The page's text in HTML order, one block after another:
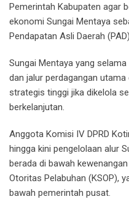
Pemerintah Kabupaten agar
ekonomi Sungai Mentaya
Pendapatan Asli Daerah
Sungai Mentaya yang
dan jalur perdagangan
strategis tinggi jika dikelola
berkelanjutan.
Anggota Komisi IV DPRD
hingga kini pengelolaan alur
berada di bawah
Otoritas Pelabuhan (KSOP),
bawah pemerintah pusat.